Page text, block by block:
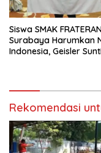
Siswa SMAK
Surabaya Harumkan
Indonesia, Geisler
Rekomendasi